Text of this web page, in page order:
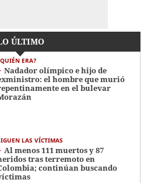
ÚLTIMO
ERA?
Nadador olímpico e hijo de
el hombre que murió
en el bulevar
LAS VÍCTIMAS
Al menos 111 muertos y 87
tras terremoto en
continúan buscando